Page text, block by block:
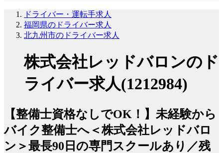
ドライバー・運転手求人
福岡県のドライバー求人
北九州市のドライバー求人
株式会社レッドバロンのド
ライバー求人(1212984)
【整備士資格なしでOK！】未経験から
バイク整備士へ＜株式会社レッドバロ
ン＞最長90日の専門スクールあり／残